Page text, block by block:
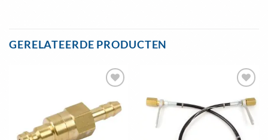
GERELATEERDE PRODUCTEN
aan
wenslijst
aan
wenslijst